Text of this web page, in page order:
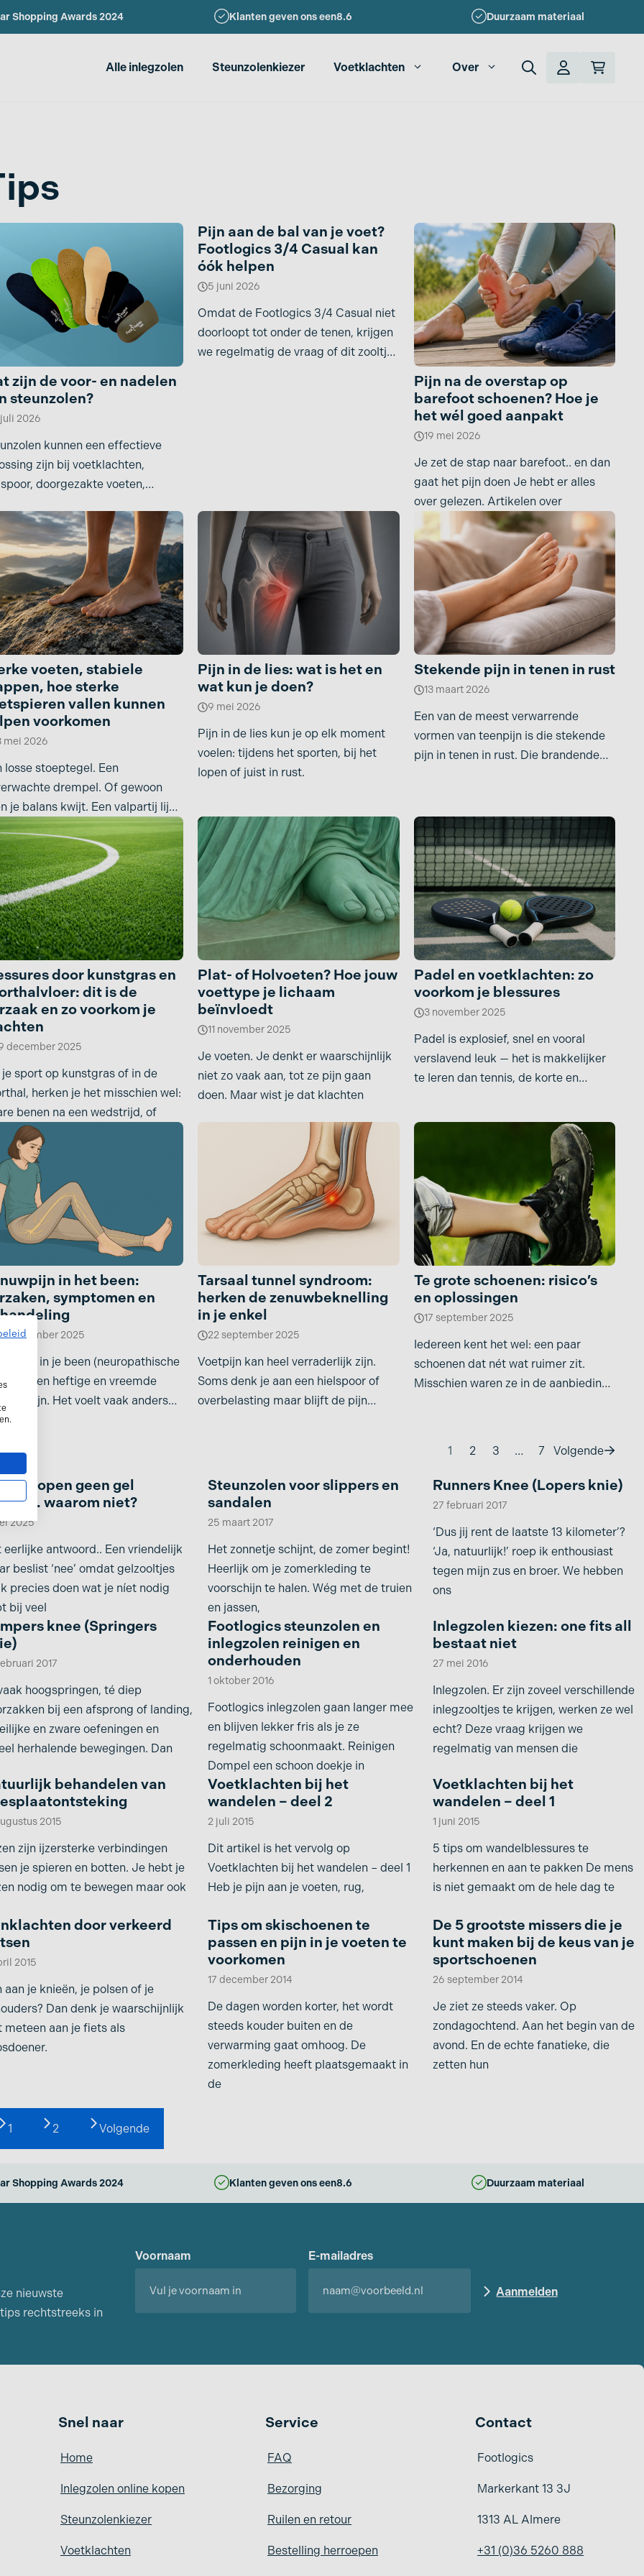
Shopping Awards 2024 Klanten geven ons een8.6 Duurzaam materiaal
Alle inlegzolen Steunzolenkiezer Voetklachten Over
zijn de voor- en nadelen
steunzolen?
2026
kunnen een effectieve
zijn bij voetklachten,
doorgezakte voeten,
door een verkeerde
Pijn aan de bal van je voet?
Footlogics 3/4 Casual kan
óók helpen
5 juni 2026
Omdat de Footlogics 3/4 Casual niet
doorloopt tot onder de tenen, krijgen
we regelmatig de vraag of dit zooltje
Pijn na de overstap op
barefoot schoenen? Hoe je
het wél goed aanpakt
19 mei 2026
Je zet de stap naar barefoot.. en dan
gaat het pijn doen Je hebt er alles
over gelezen. Artikelen over
voeten, stabiele
hoe sterke
vallen kunnen
voorkomen
mei 2026
losse stoeptegel. Een
drempel. Of gewoon
je balans kwijt. Een valpartij lijkt
iets dat “er bij
Pijn in de lies: wat is het en
wat kun je doen?
9 mei 2026
Pijn in de lies kun je op elk moment
voelen: tijdens het sporten, bij het
lopen of juist in rust.
Stekende pijn in tenen in rust
13 maart 2026
Een van de meest verwarrende
vormen van teenpijn is die stekende
pijn in tenen in rust. Die brandende
door kunstgras en
dit is de
en zo voorkom je
december 2025
sport op kunstgras of in de
herken je het misschien wel:
benen na een wedstrijd, of
Plat- of Holvoeten? Hoe jouw
voettype je lichaam
beïnvloedt
11 november 2025
Je voeten. Je denkt er waarschijnlijk
niet zo vaak aan, tot ze pijn gaan
doen. Maar wist je dat klachten
Padel en voetklachten: zo
voorkom je blessures
3 november 2025
Padel is explosief, snel en vooral
verslavend leuk — het is makkelijker
te leren dan tennis, de korte en
in het been:
symptomen en
september 2025
in je been (neuropathische
kan een heftige en vreemde
zijn. Het voelt vaak anders
de “normale”
Tarsaal tunnel syndroom:
herken de zenuwbeknelling
in je enkel
22 september 2025
Voetpijn kan heel verraderlijk zijn.
Soms denk je aan een hielspoor of
overbelasting maar blijft de pijn
Te grote schoenen: risico’s
en oplossingen
17 september 2025
Iedereen kent het wel: een paar
schoenen dat nét wat ruimer zit.
Misschien waren ze in de aanbieding,
1 2 3 … 7 Volgende
verkopen geen gel
waarom niet?
2025
eerlijke antwoord.. Een vriendelijk
beslist ‘nee’ omdat gelzooltjes
precies doen wat je níet nodig
bij veel
Steunzolen voor slippers en
sandalen
25 maart 2017
Het zonnetje schijnt, de zomer begint!
Heerlijk om je zomerkleding te
voorschijn te halen. Wég met de truien
en jassen,
Runners Knee (Lopers knie)
27 februari 2017
‘Dus jij rent de laatste 13 kilometer’?
‘Ja, natuurlijk!’ roep ik enthousiast
tegen mijn zus en broer. We hebben
ons
knee (Springers
2017
hoogspringen, té diep
bij een afsprong of landing,
en zware oefeningen en
herhalende bewegingen. Dan
Footlogics steunzolen en
inlegzolen reinigen en
onderhouden
1 oktober 2016
Footlogics inlegzolen gaan langer mee
en blijven lekker fris als je ze
regelmatig schoonmaakt. Reinigen
Dompel een schoon doekje in
Inlegzolen kiezen: one fits all
bestaat niet
27 mei 2016
Inlegzolen. Er zijn zoveel verschillende
inlegzooltjes te krijgen, werken ze wel
echt? Deze vraag krijgen we
regelmatig van mensen die
behandelen van
2015
zijn ijzersterke verbindingen
je spieren en botten. Je hebt je
nodig om te bewegen maar ook
Voetklachten bij het
wandelen – deel 2
2 juli 2015
Dit artikel is het vervolg op
Voetklachten bij het wandelen – deel 1
Heb je pijn aan je voeten, rug,
Voetklachten bij het
wandelen – deel 1
1 juni 2015
5 tips om wandelblessures te
herkennen en aan te pakken De mens
is niet gemaakt om de hele dag te
door verkeerd
2015
aan je knieën, je polsen of je
Dan denk je waarschijnlijk
meteen aan je fiets als
Tips om skischoenen te
passen en pijn in je voeten te
voorkomen
17 december 2014
De dagen worden korter, het wordt
steeds kouder buiten en de
verwarming gaat omhoog. De
zomerkleding heeft plaatsgemaakt in
de
De 5 grootste missers die je
kunt maken bij de keus van je
sportschoenen
26 september 2014
Je ziet ze steeds vaker. Op
zondagochtend. Aan het begin van de
avond. En de echte fanatieke, die
zetten hun
1 2 Volgende
Shopping Awards 2024 Klanten geven ons een8.6 Duurzaam materiaal
nieuwste
rechtstreeks in
Voornaam E-mailadres
Snel naar
Home
Inlegzolen online kopen
Steunzolenkiezer
Voetklachten
Service
FAQ
Bezorging
Ruilen en retour
Bestelling herroepen
Contact
Footlogics
Markerkant 13 3J
1313 AL Almere
+31 (0)36 5260 888